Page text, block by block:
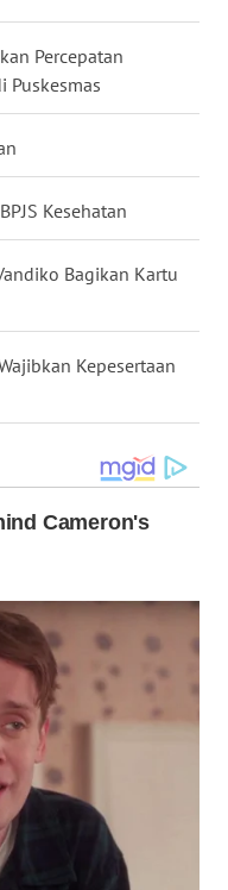
Percepatan
Puskesmas
Kesehatan
Bagikan Kartu
Kepesertaan